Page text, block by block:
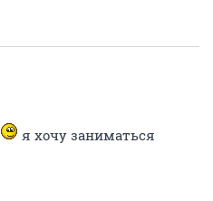
я хочу заниматься